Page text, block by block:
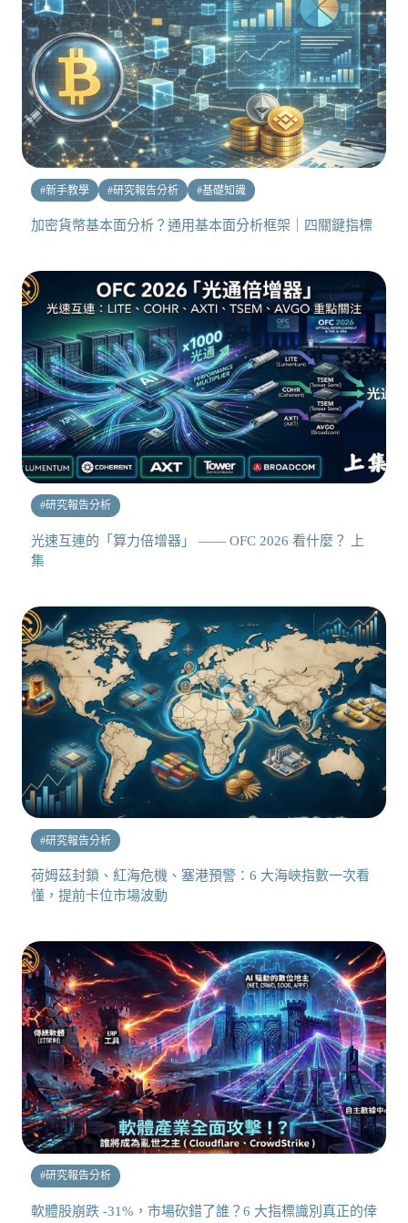
#新手教學 #研究報告分析 #基礎知識
加密貨幣基本面分析？通用基本面分析框架｜四關鍵指標
#研究報告分析
光速互連的「算力倍增器」 —— OFC 2026 看什麼？ 上
集
#研究報告分析
荷姆茲封鎖、紅海危機、塞港預警：6 大海峽指數一次看
懂，提前卡位市場波動
#研究報告分析
軟體股崩跌 -31%，市場砍錯了誰？6 大指標識別真正的倖